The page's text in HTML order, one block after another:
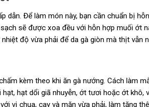
dẫn. Để làm món này, bạn cần chuẩn bị
sẽ được xoa đều với hỗn hợp muối ớt
độ vừa phải để da gà giòn mà thịt vẫn
kèm theo khi ăn gà nướng. Cách làm
hạt dổi giã nhuyễn, ớt tươi hoặc ớt khô,
vị chua, cay và mặn vừa phải, làm tăng